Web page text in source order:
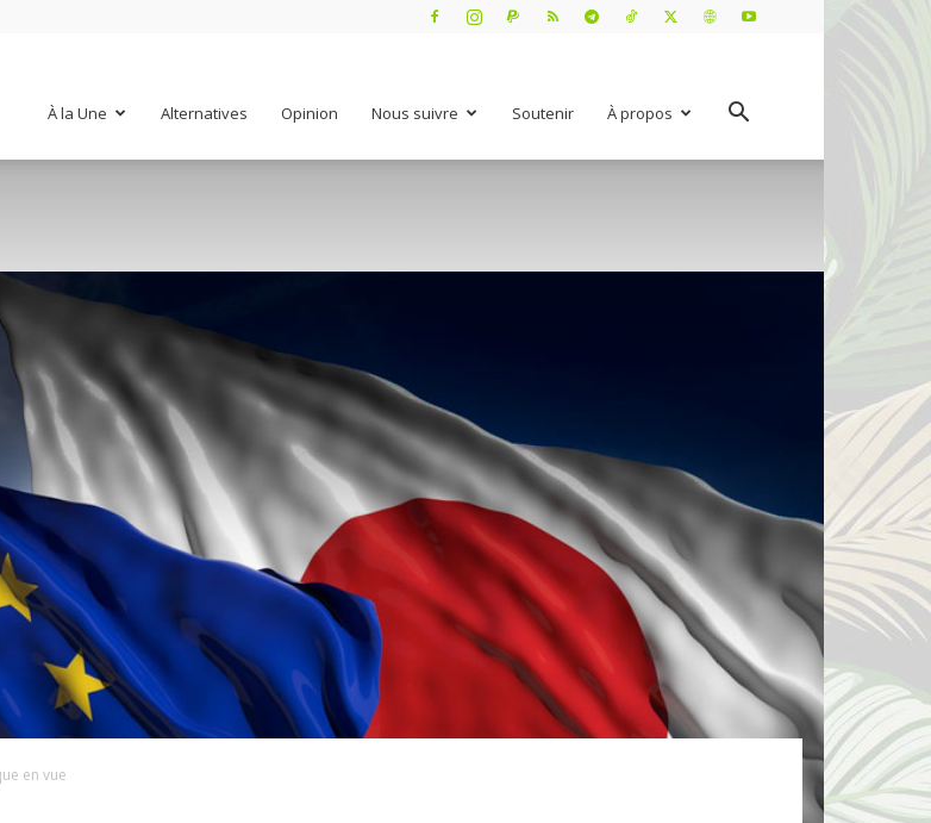
À la Une Alternatives Opinion Nous suivre Soutenir À propos
en vue